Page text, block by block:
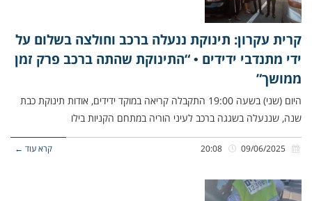
קרית עקרון: תינוקת ננעלה ברכב וחולצה בשלום על
ידי מתנדבי ידידים • “התינוקת שהתה ברכב פרק זמן
ממושך”
היום (שני) בשעה 19:00 התקבלה קריאה במוקד ידידים, אודות תינוקת כבת
שנה, שננעלה בשגגה ברכב לעיני הוריה במתחם הקניות בילו
קרא עוד ←